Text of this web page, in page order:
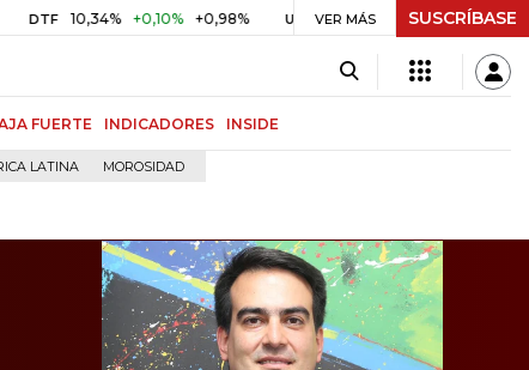
10,34% +0,10% +0,98% UVR $ 416,86 +$ 0,05 +0,01% BITCOIN
VER MÁS SUSCRÍBASE
FUERTE INDICADORES INSIDE
LATINA MOROSIDAD